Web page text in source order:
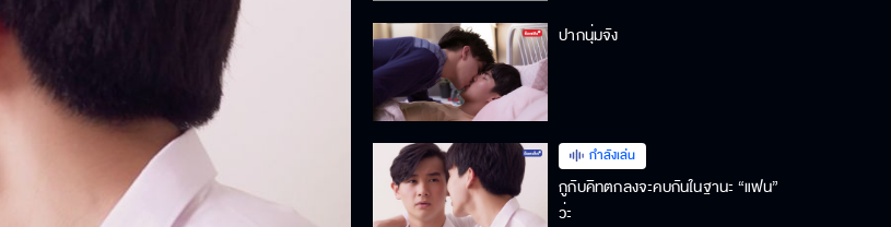
ปากนุ่มจัง
กำลังเล่น
กูกับคิทตกลงจะคบกันในฐานะ “แฟน”
ว่ะ